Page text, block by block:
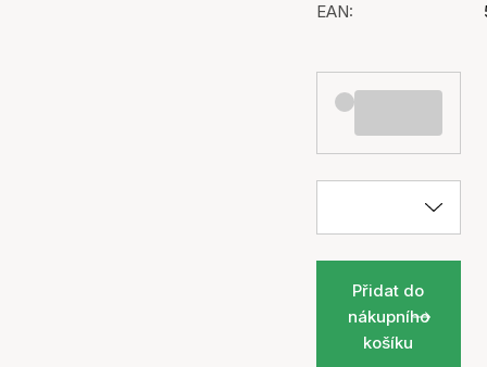
EAN:
Přidat do
nákupního
košíku